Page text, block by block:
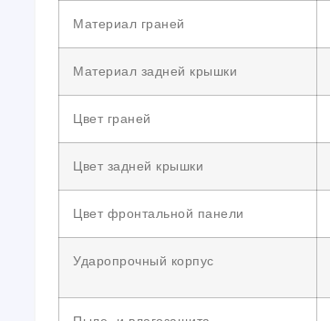
Материал граней
Материал задней крышки
Цвет граней
Цвет задней крышки
Цвет фронтальной панели
Ударопрочный корпус